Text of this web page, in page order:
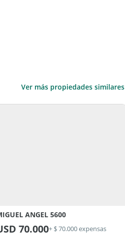
Ver más propiedades similares
ANGEL 5600
70.000+ $ 70.000 expensas